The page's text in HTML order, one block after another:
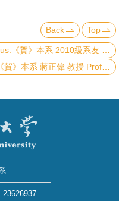
Back Top
書珩 教授 Prof. Shu-Heng Shao 榮獲 2026年《物理學新視野獎》(2026 New Horizons in Physics Prize - Breakthrough Prize Foundation)
授 Prof. Cheng-Wei Chiang 當選 2025年《美國物理學會會士》(2025 American Physical Society Fellow)